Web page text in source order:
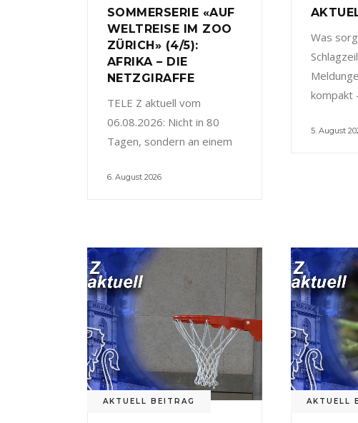
SOMMERSERIE «AUF
WELTREISE IM ZOO
ZÜRICH» (4/5):
AFRIKA – DIE
NETZGIRAFFE
TELE Z aktuell vom
06.08.2026: Nicht in 80
Tagen, sondern an einem
6. August 2026
Was
kompakt
5. August
AKTUELL BEITRAG AKTUELL